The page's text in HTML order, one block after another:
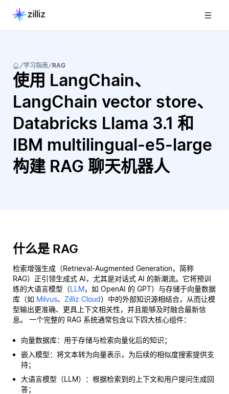
学习指南 RAG
使用 LangChain、
LangChain vector store、
Databricks Llama 3.1 和
IBM multilingual-e5-large
构建 RAG 聊天机器人
什么是 RAG
检索增强生成（Retrieval-Augmented Generation，简称
RAG）正引领生成式 AI，尤其是对话式 AI 的新潮流。它将预训
练的大语言模型（LLM，如 OpenAI 的 GPT）与存储于向量数据
库（如 Milvus、 Zilliz Cloud）中的外部知识源相结合，从而让模
型输出更准确、更具上下文相关性，并且能够及时融合最新信
息。 一个完整的 RAG 系统通常包含以下四大核心组件：
向量数据库：用于存储与检索向量化后的知识；
嵌入模型：将文本转为向量表示，为后续的相似度搜索提供支
持；
大语言模型（LLM）：根据检索到的上下文和用户提问生成回
答；